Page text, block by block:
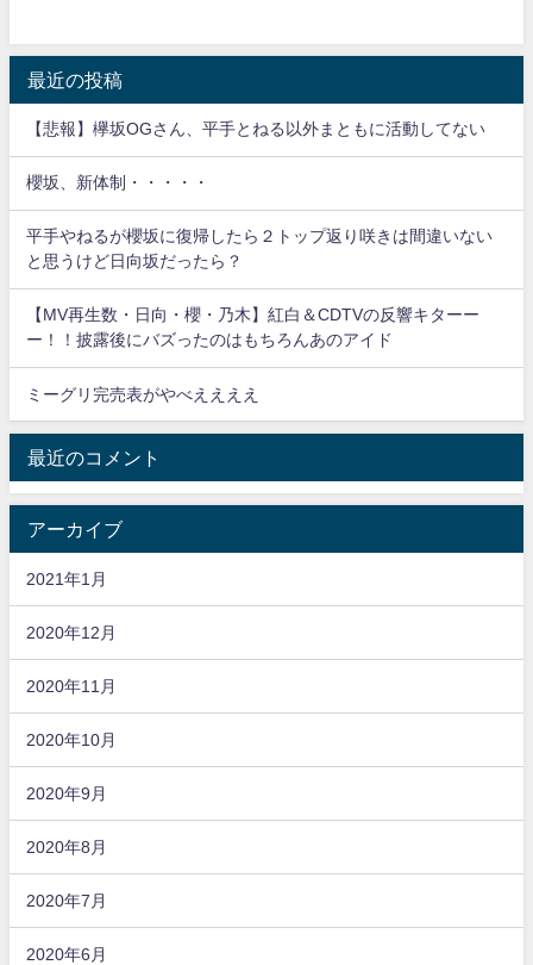
最近の投稿
【悲報】欅坂OGさん、平手とねる以外まともに活動してない
櫻坂、新体制・・・・・
平手やねるが櫻坂に復帰したら２トップ返り咲きは間違いない
と思うけど日向坂だったら？
【MV再生数・日向・櫻・乃木】紅白＆CDTVの反響キターー
ー！！披露後にバズったのはもちろんあのアイド
ミーグリ完売表がやべええええ
最近のコメント
アーカイブ
2021年1月
2020年12月
2020年11月
2020年10月
2020年9月
2020年8月
2020年7月
2020年6月